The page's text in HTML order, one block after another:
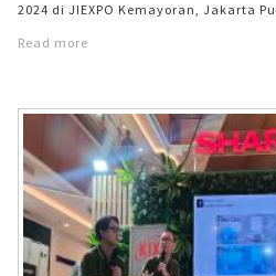
2024 di JIEXPO Kemayoran, Jakarta
terang. Identitas Sharp tampak jelas
merah sebagai warna utama
terhadap isu pelestarian lingkungan
Read more